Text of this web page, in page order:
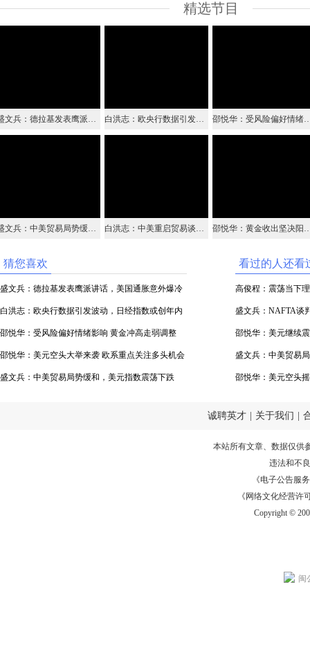
精选节目
盛文兵：德拉基发表鹰派讲话，美国通胀意外爆冷美元暴跌 白洪志：欧央行数据引发波动，日经指数或创年内新高 邵悦华：受风险偏好情绪
盛文兵：中美贸易局势缓和，美元指数震荡下跌 白洪志：中美重启贸易谈判引发市场剧烈波动 邵悦华：黄金收出坚决阳线
猜您喜欢
盛文兵：德拉基发表鹰派讲话，美国通胀意外爆冷
美元暴跌
白洪志：欧央行数据引发波动，日经指数或创年内
新高
邵悦华：受风险偏好情绪影响 黄金冲高走弱调整
邵悦华：美元空头大举来袭 欧系重点关注多头机会
盛文兵：中美贸易局势缓和，美元指数震荡下跌
看过的人还看
高俊程：震荡当下
盛文兵：NAFTA谈
荡
邵悦华：美元继续
盛文兵：中美贸易
邵悦华：美元空头
诚聘英才 关于我们
本站所有文章、数据仅供
违法和不
《电子公告服务
《网络文化经营许
Copyright ©
闽